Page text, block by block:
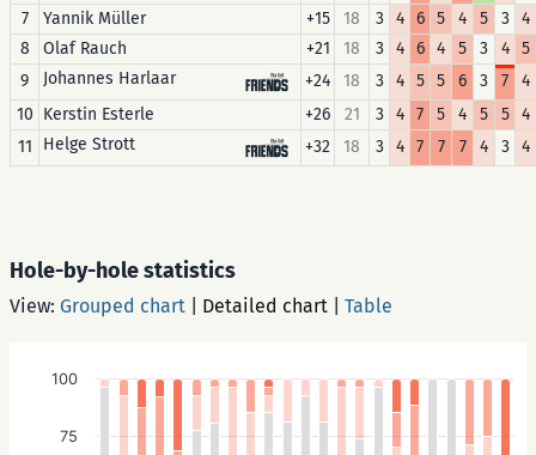
7
Yannik Müller +15 18 3 4 6 5 4 5 3
4
8
Olaf Rauch +21 18 3 4 6 4 5 3 4
5
9
Johannes Harlaar +24 18 3 4 5 5 6 3 7
4
10 Kerstin Esterle +26 21 3 4 7 5 4 5 5
4
11
Helge Strott +32 18 3 4 7 7 7 4 3 4
Hole-by-hole statistics
View: Grouped chart Detailed chart Table
75
100